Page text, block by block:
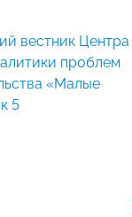
проблем
«Малые
5